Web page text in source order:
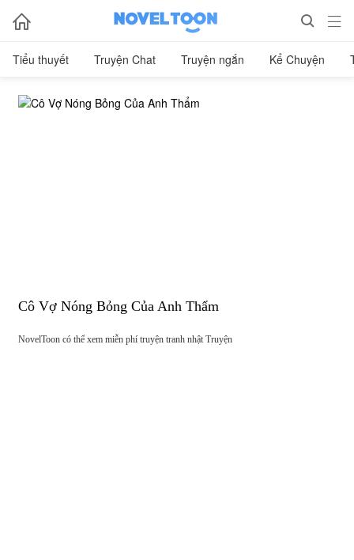
  
Tiểu thuyết Truyện Chat Truyện ngắn Kể Chuyện
Cô Vợ Nóng Bỏng Của Anh Thẩm
NovelToon có thể xem miễn phí truyện tranh nhật Truyện